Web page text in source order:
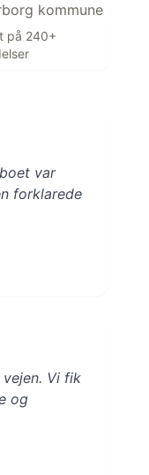
kommune
på 240+
var
forklarede
Vi fik
og